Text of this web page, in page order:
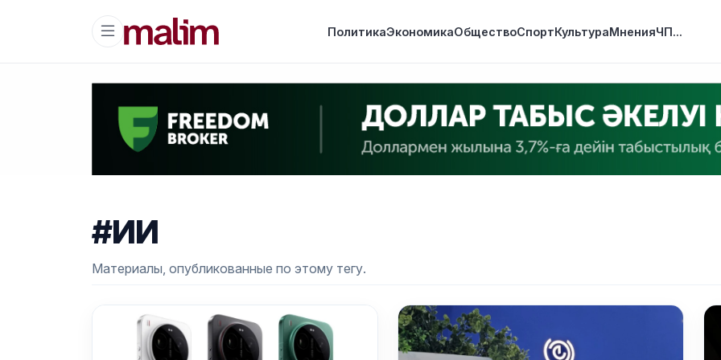
ПолитикаЭкономикаОбществоСпортКультураМненияЧП...
#ИИ
Материалы, опубликованные по этому тегу.